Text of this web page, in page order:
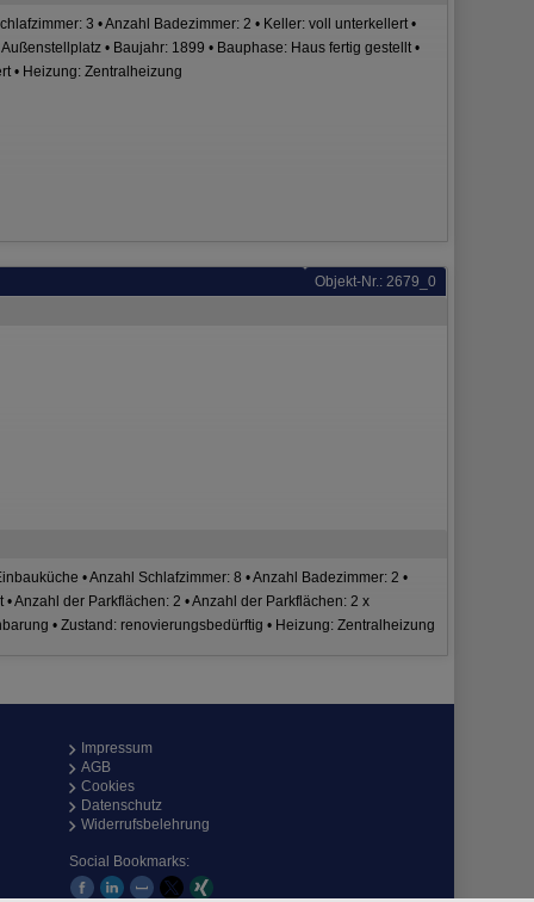
3 • Anzahl Badezimmer: 2 • Keller: voll unterkellert •
• Baujahr: 1899 • Bauphase: Haus fertig gestellt •
• Heizung: Zentralheizung
Objekt-Nr.: 2679_0
• Anzahl Schlafzimmer: 8 • Anzahl Badezimmer: 2 •
Anzahl der Parkflächen: 2 • Anzahl der Parkflächen: 2 x
• Zustand: renovierungsbedürftig • Heizung: Zentralheizung
Impressum
AGB
Cookies
Datenschutz
Widerrufsbelehrung
Social Bookmarks: